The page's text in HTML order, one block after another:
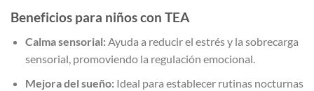
Beneficios para niños con TEA
Calma sensorial:Ayuda a reducir el estrés y la sobrecarga
sensorial, promoviendo la regulación emocional.
Mejora del sueño:Ideal para establecer rutinas nocturnas